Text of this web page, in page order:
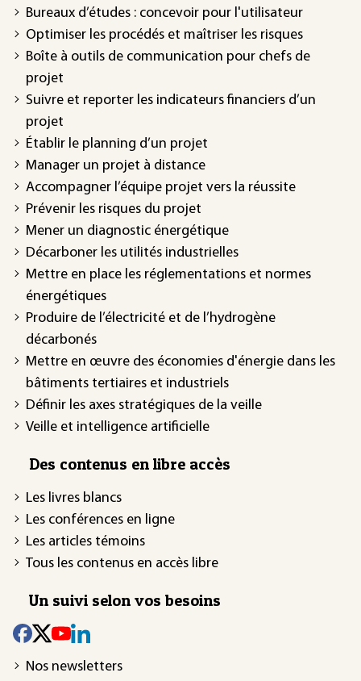
Bureaux d’études : concevoir pour l'utilisateur
Optimiser les procédés et maîtriser les risques
Boîte à outils de communication pour chefs de
projet
Suivre et reporter les indicateurs financiers d’un
projet
Établir le planning d’un projet
Manager un projet à distance
Accompagner l’équipe projet vers la réussite
Prévenir les risques du projet
Mener un diagnostic énergétique
Décarboner les utilités industrielles
Mettre en place les réglementations et normes
énergétiques
Produire de l’électricité et de l’hydrogène
décarbonés
Mettre en œuvre des économies d'énergie dans les
bâtiments tertiaires et industriels
Définir les axes stratégiques de la veille
Veille et intelligence artificielle
Des contenus en libre accès
Les livres blancs
Les conférences en ligne
Les articles témoins
Tous les contenus en accès libre
Un suivi selon vos besoins
Nos newsletters